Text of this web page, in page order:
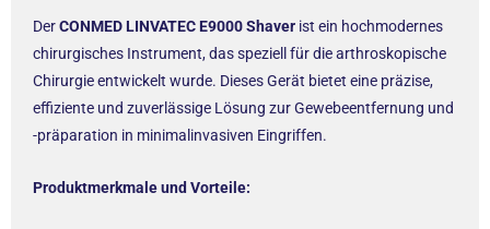
DerCONMED LINVATEC E9000 Shaver ist ein hochmodernes
chirurgisches Instrument, das speziell für die arthroskopische
Chirurgie entwickelt wurde. Dieses Gerät bietet eine präzise,
effiziente und zuverlässige Lösung zur Gewebeentfernung und
-präparation in minimalinvasiven Eingriffen.
Produktmerkmale und Vorteile: